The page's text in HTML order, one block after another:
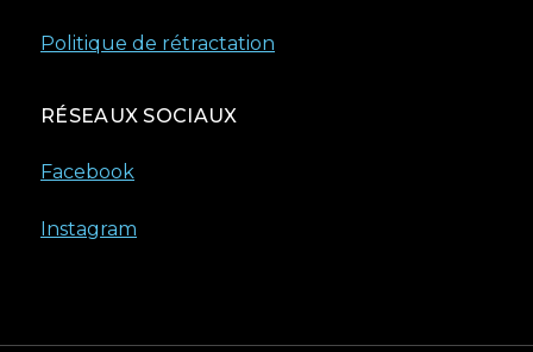
Politique de rétractation
RÉSEAUX SOCIAUX
Facebook
Instagram